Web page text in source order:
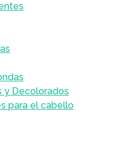
y Decolorados
para el cabello